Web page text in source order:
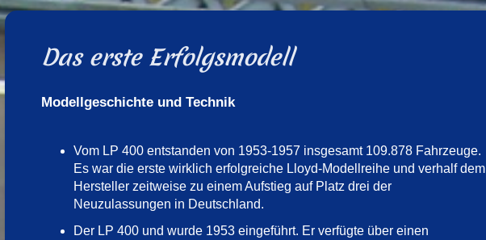
Das erste Erfolgsmodell
Modellgeschichte und Technik
Vom LP 400 entstanden von 1953-1957 insgesamt 109.878 Fahrzeuge.
Es war die erste wirklich erfolgreiche Lloyd-Modellreihe und verhalf dem
Hersteller zeitweise zu einem Aufstieg auf Platz drei der
Neuzulassungen in Deutschland.
Der LP 400 und wurde 1953 eingeführt. Er verfügte über einen